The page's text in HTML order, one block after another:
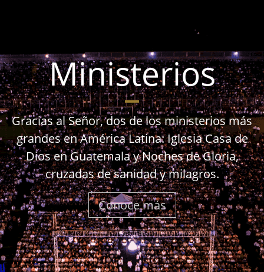
Ministerios
Gracias al Señor, dos de los ministerios más
grandes en América Latina: Iglesia Casa de
Dios en Guatemala y Noches de Gloria,
cruzadas de sanidad y milagros.
Conoce más